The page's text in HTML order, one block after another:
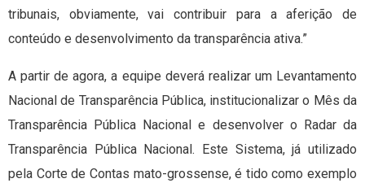
tribunais, obviamente, vai contribuir para a aferição de
conteúdo e desenvolvimento da transparência ativa.”
A partir de agora, a equipe deverá realizar um Levantamento
Nacional de Transparência Pública, institucionalizar o Mês da
Transparência Pública Nacional e desenvolver o Radar da
Transparência Pública Nacional. Este Sistema, já utilizado
pela Corte de Contas mato-grossense, é tido como exemplo